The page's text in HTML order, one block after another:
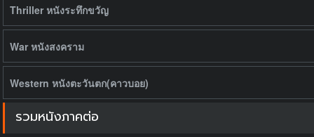
Thriller หนังระทึกขวัญ
War หนังสงคราม
Western หนังตะวันตก(คาวบอย)
รวมหนังภาคต่อ